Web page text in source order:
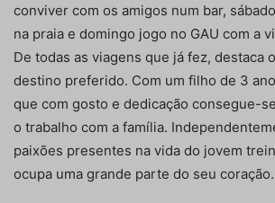
conviver com os amigos num bar,
na praia e domingo jogo no GAU com a
De todas as viagens que já fez, destaca
destino preferido. Com um filho de 3
que com gosto e dedicação consegue-
o trabalho com a família.
paixões presentes na vida do jovem
ocupa uma grande parte do seu coração.